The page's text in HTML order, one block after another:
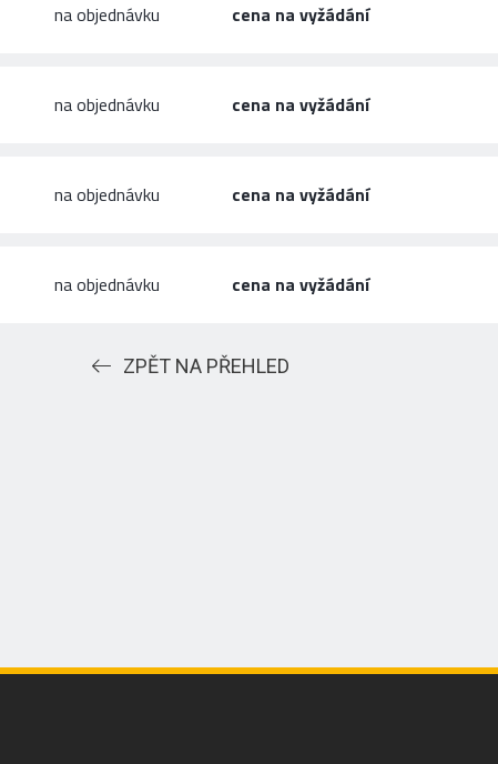
na objednávku cena na vyžádání
na objednávku cena na vyžádání
na objednávku cena na vyžádání
na objednávku cena na vyžádání
ZPĚT NA PŘEHLED